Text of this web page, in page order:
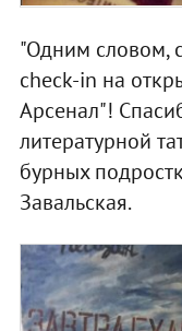
"Одним словом,
check-in на
Арсенал"!
литературной
бурных
Завальская.